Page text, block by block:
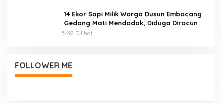
14 Ekor Sapi Milik Warga Dusun Embacang
Gedang Mati Mendadak, Diduga Diracun
5492 Dilihat
FOLLOWER ME